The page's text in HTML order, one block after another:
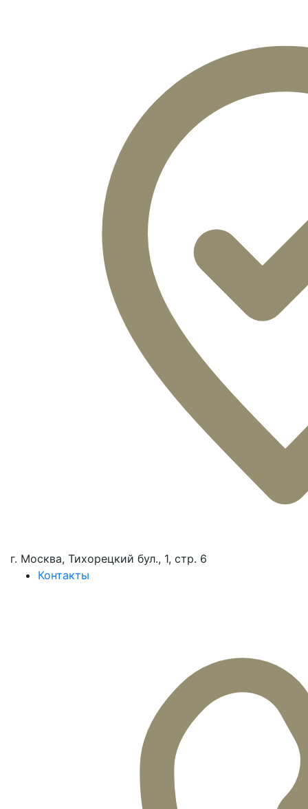
г. Москва, Тихорецкий бул., 1, стр. 6
Контакты